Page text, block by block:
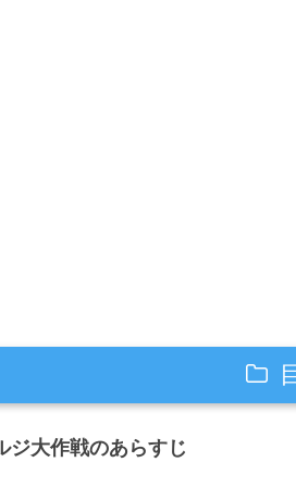
ジ大作戦のあらすじ